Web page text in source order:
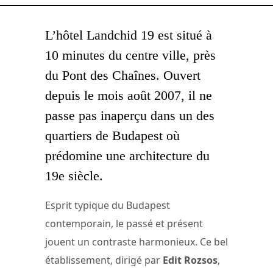
L’hôtel Landchid 19 est situé à
10 minutes du centre ville, près
du Pont des Chaînes. Ouvert
depuis le mois août 2007, il ne
passe pas inaperçu dans un des
quartiers de Budapest où
prédomine une architecture du
19e siècle.
Esprit typique du Budapest
contemporain, le passé et présent
jouent un contraste harmonieux. Ce bel
établissement, dirigé par Edit Rozsos,